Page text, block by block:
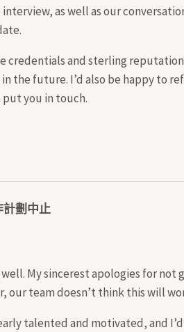
as well as our
credentials and sterling
the future. I’d also be happy to
put you in touch.
劃中止
well. My sincerest apologies for
our team doesn’t think this will
talented and motivated, and